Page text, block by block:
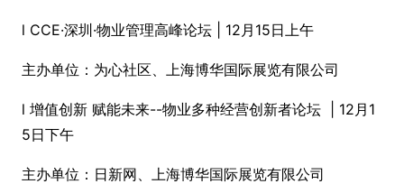
l CCE·深圳·物业管理高峰论坛 | 12月15日上午
主办单位：为心社区、上海博华国际展览有限公司
l 增值创新 赋能未来--物业多种经营创新者论坛 | 12月1
5日下午
主办单位：日新网、上海博华国际展览有限公司